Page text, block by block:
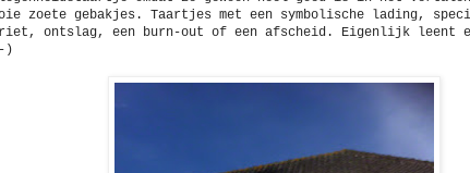
zoete gebakjes. Taartjes met een symbolische lading,
ontslag, een burn-out of een afscheid. Eigenlijk leent
)